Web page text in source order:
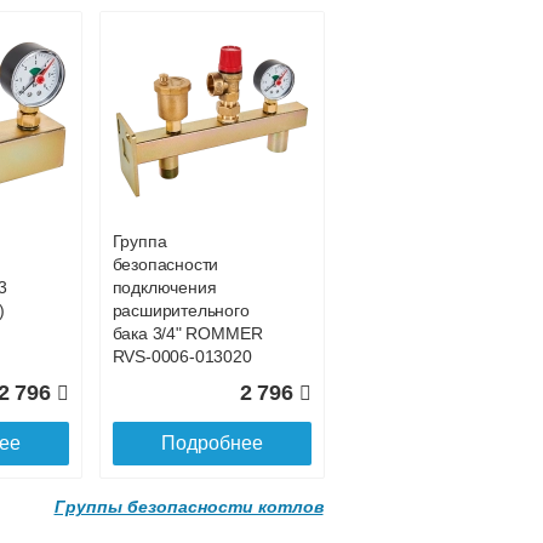
796
Группа
безопасности
подключения
расширительного
бака 3/4" ROMMER
RVS-0006-013020
2 796
Подробнее
Группы безопасности котлов